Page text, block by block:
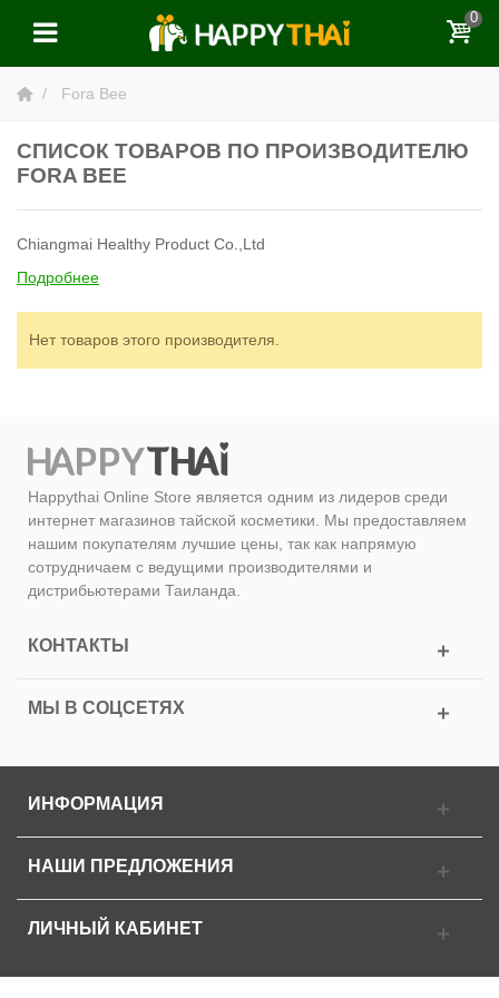
0
Fora Bee
СПИСОК ТОВАРОВ ПО ПРОИЗВОДИТЕЛЮ
FORA BEE
Chiangmai Healthy Product Co.,Ltd
Подробнее
Нет товаров этого производителя.
Happythai Online Store является одним из лидеров среди
интернет магазинов тайской косметики. Мы предоставляем
нашим покупателям лучшие цены, так как напрямую
сотрудничаем с ведущими производителями и
дистрибьютерами Таиланда.
КОНТАКТЫ
МЫ В СОЦСЕТЯХ
ИНФОРМАЦИЯ
НАШИ ПРЕДЛОЖЕНИЯ
ЛИЧНЫЙ КАБИНЕТ